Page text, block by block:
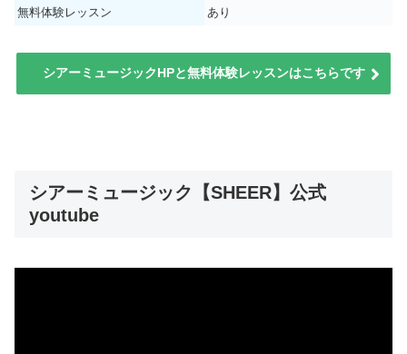
無料体験レッスン
あり
シアーミュージックHPと無料体験レッスンはこちらです
シアーミュージック【SHEER】公式
youtube